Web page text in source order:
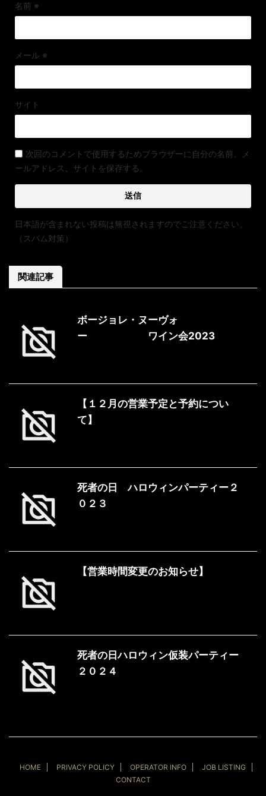
名前 ※
メール ※
サイト
次回のコメントで使用するためブラウザーに自分の名前、メ
ールアドレス、サイトを保存する。
日本語が含まれない投稿は無視されますのでご注意ください。
（スパム対策）
関連記事
ボージョレ・ヌーヴォ
ー ワイン会2023
【１２月の営業予定と予約につい
て】
死者の日 ハロウィンパーティー２
０２３
【営業時間変更のお知らせ】
死者の日ハロウィン仮装パーティー
２０２４
HOME PRIVACY POLICY OPERATOR INFO
JOB LISTING
CONTACT